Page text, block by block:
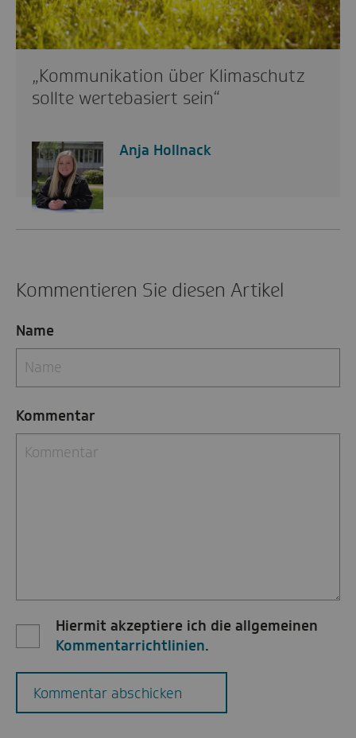
„Kommunikation über Klimaschutz
sollte wertebasiert sein“
Anja Hollnack
Kommentieren Sie diesen Artikel
Name
Kommentar
Hiermit akzeptiere ich die allgemeinen
Kommentarrichtlinien.
Kommentar abschicken